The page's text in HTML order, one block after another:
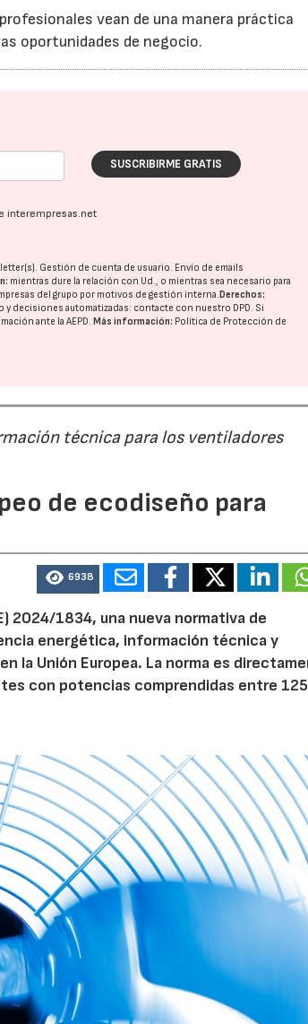
vean de una manera práctica
oportunidades de negocio.
SUSCRIBIRME GRATIS
interempresas.net
Gestión de cuenta de usuario. Envío de emails
mientras dure la relación con Ud., o mientras sea necesario para
del grupo por motivos de gestión interna. Derechos:
decisiones automatizadas: contacte con nuestro DPD. Si
ante laAEPD. Más información: Política de Protección de
técnica para los ventiladores
de ecodiseño para
6938
2024/1834, una nueva normativa de
energética, información técnica y
la Unión Europea. La norma es
con potencias comprendidas entre
07/2026 30/07/2026